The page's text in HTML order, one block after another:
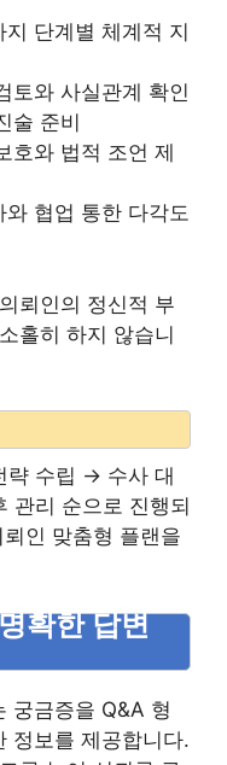
단계별 체계적 지
토와 사실관계 확인
술 준비
호와 법적 조언 제
협업 통한 다각도
뢰인의 정신적 부
홀히 하지 않습니
수립 → 수사 대
리 순으로 진행되
인 맞춤형 플랜을
확한 답변
궁금증을 Q&A 형
정보를 제공합니다.